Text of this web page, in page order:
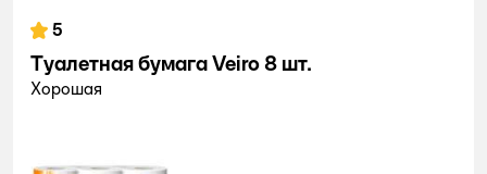
5
Туалетная бумага Veiro 8 шт.
Хорошая